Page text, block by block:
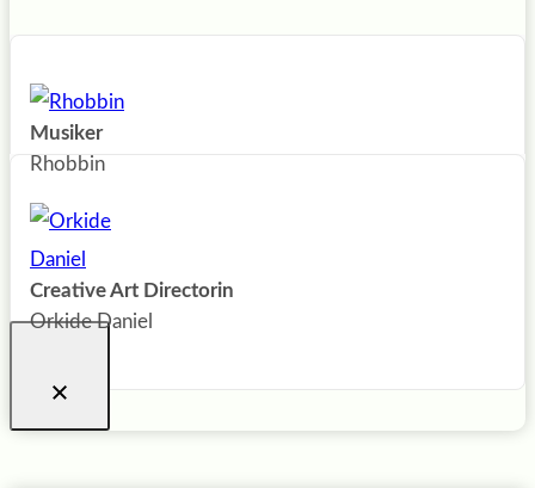
Musiker
Rhobbin
Creative Art Directorin
Orkide Daniel